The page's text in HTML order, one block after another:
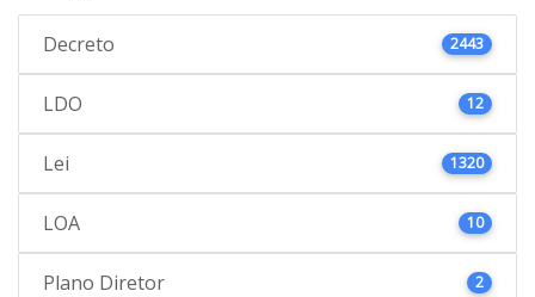
Decreto 2443
LDO 12
Lei 1320
LOA 10
Plano Diretor 2